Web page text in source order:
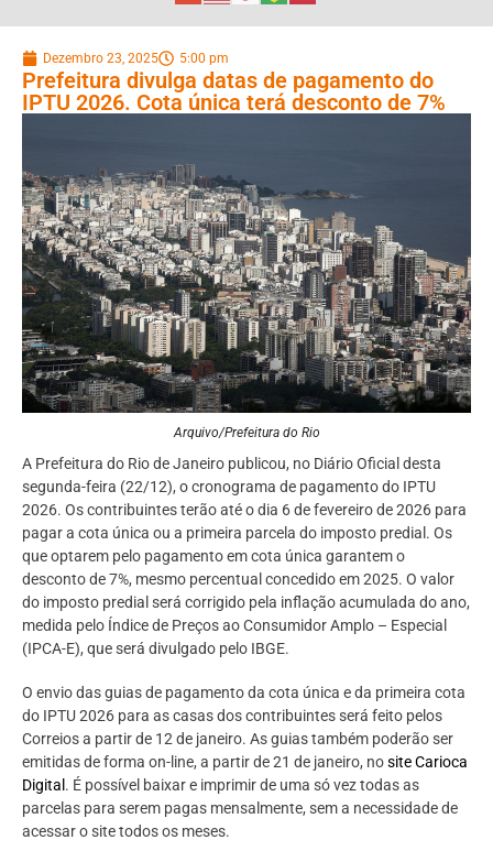
Dezembro 23, 2025 5:00 pm
Prefeitura divulga datas de pagamento do
IPTU 2026. Cota única terá desconto de 7%
Arquivo/Prefeitura do Rio
A Prefeitura do Rio de Janeiro publicou, no Diário Oficial desta
segunda-feira (22/12), o cronograma de pagamento do IPTU
2026. Os contribuintes terão até o dia 6 de fevereiro de 2026 para
pagar a cota única ou a primeira parcela do imposto predial. Os
que optarem pelo pagamento em cota única garantem o
desconto de 7%, mesmo percentual concedido em 2025. O valor
do imposto predial será corrigido pela inflação acumulada do ano,
medida pelo Índice de Preços ao Consumidor Amplo – Especial
(IPCA-E), que será divulgado pelo IBGE.
O envio das guias de pagamento da cota única e da primeira cota
do IPTU 2026 para as casas dos contribuintes será feito pelos
Correios a partir de 12 de janeiro. As guias também poderão ser
emitidas de forma on-line, a partir de 21 de janeiro, nosite Carioca
Digital . É possível baixar e imprimir de uma só vez todas as
parcelas para serem pagas mensalmente, sem a necessidade de
acessar o site todos os meses.